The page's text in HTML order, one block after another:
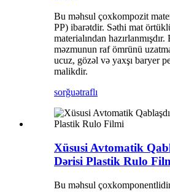
Bu məhsul çoxkompozit
PP) ibarətdir. Səthi mat
materialından hazırlanmışdır.
məzmunun raf ömrünü
ucuz, gözəl və yaxşı baryer
malikdir.
sorğuətraflı
Xüsusi Avtomatik
Dərisi Plastik Rulo
Bu məhsul